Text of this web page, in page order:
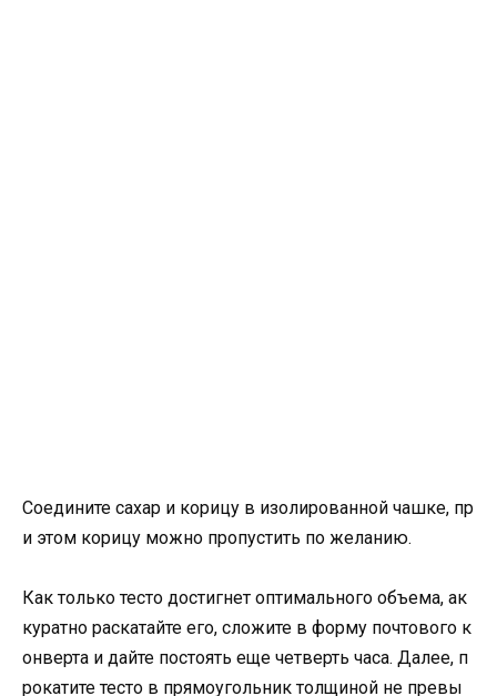
Соедините сахар и корицу в изолированной чашке, пр
и этом корицу можно пропустить по желанию.
Как только тесто достигнет оптимального объема, ак
куратно раскатайте его, сложите в форму почтового к
онверта и дайте постоять еще четверть часа. Далее, п
рокатите тесто в прямоугольник толщиной не превы